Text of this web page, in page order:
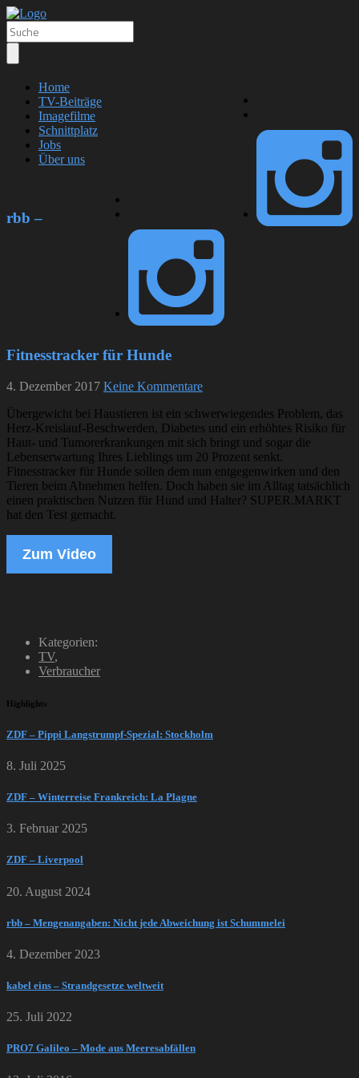
Home
TV-Beiträge
Imagefilme
Schnittplatz
Jobs
Über uns
rbb –
Fitnesstracker für Hunde
4. Dezember 2017 Keine Kommentare
Übergewicht bei Haustieren ist ein schwerwiegendes Problem, das
Herz-Kreislauf-Beschwerden, Diabetes und ein erhöhtes Risiko für
Haut- und Tumorerkrankungen mit sich bringt und sogar die
Lebenserwartung Ihres Lieblings um 20 Prozent senkt.
Fitnesstracker für Hunde sollen dem nun entgegenwirken und den
Tieren beim Abnehmen helfen. Doch haben sie im Alltag tatsächlich
einen praktischen Nutzen für Hund und Halter? SUPER.MARKT
hat den Test gemacht.
Zum Video
Kategorien:
TV,
Verbraucher
Highlights
ZDF – Pippi Langstrumpf-Spezial: Stockholm
8. Juli 2025
ZDF – Winterreise Frankreich: La Plagne
3. Februar 2025
ZDF – Liverpool
20. August 2024
rbb – Mengenangaben: Nicht jede Abweichung ist Schummelei
4. Dezember 2023
kabel eins – Strandgesetze weltweit
25. Juli 2022
PRO7 Galileo – Mode aus Meeresabfällen